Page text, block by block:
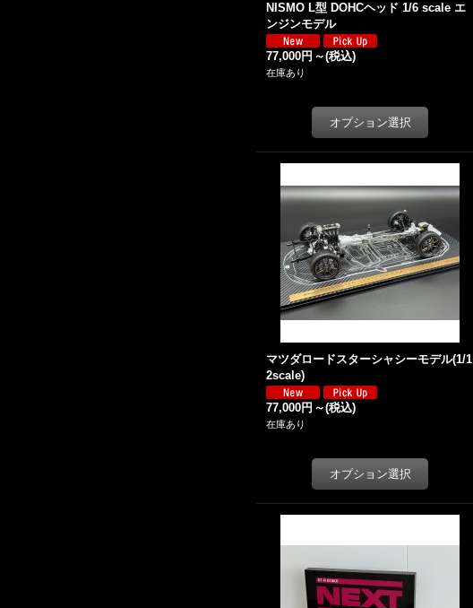
NISMO L型 DOHCヘッド 1/6 scale エ
ンジンモデル
77,000円 ～(税込)
在庫あり
マツダロードスターシャシーモデル(1/1
2scale)
77,000円 ～(税込)
在庫あり